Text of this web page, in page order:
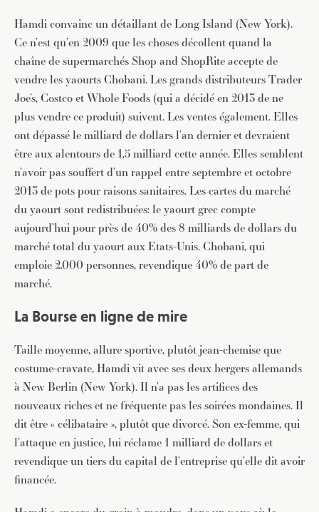
Hamdi convainc un détaillant de Long Island (New York).
Ce n’est qu’en 2009 que les choses décollent quand la
chaîne de supermarchés Shop and ShopRite accepte de
vendre les yaourts Chobani. Les grands distributeurs Trader
Joe’s, Costco et Whole Foods (qui a décidé en 2013 de ne
plus vendre ce produit) suivent. Les ventes également. Elles
ont dépassé le milliard de dollars l’an dernier et devraient
être aux alentours de 1,5 milliard cette année. Elles semblent
n’avoir pas souffert d’un rappel entre septembre et octobre
2013 de pots pour raisons sanitaires. Les cartes du marché
du yaourt sont redistribuées: le yaourt grec compte
aujourd’hui pour près de 40% des 8 milliards de dollars du
marché total du yaourt aux Etats-Unis. Chobani, qui
emploie 2.000 personnes, revendique 40% de part de
marché.
La Bourse en ligne de mire
Taille moyenne, allure sportive, plutôt jean-chemise que
costume-cravate, Hamdi vit avec ses deux bergers allemands
à New Berlin (New York). Il n’a pas les artifices des
nouveaux riches et ne fréquente pas les soirées mondaines. Il
dit être « célibataire », plutôt que divorcé. Son ex-femme, qui
l’attaque en justice, lui réclame 1 milliard de dollars et
revendique un tiers du capital de l’entreprise qu’elle dit avoir
financée.